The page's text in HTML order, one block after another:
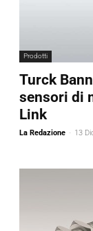
Prodotti
Turck
sensori di
Link
La Redazione - 13